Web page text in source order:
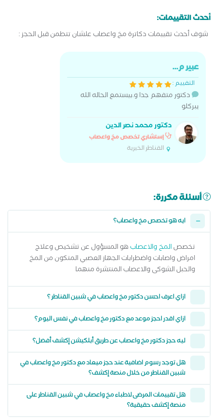
أحدث التقييمات:
شوف أحدث تقييمات دكاترة مخ واعصاب علشان تتطمن قبل الحجز :
عبير م...
التقييم :
دكتور متفهم جدا و.بيستمع الحاله الله
يبركلو
دكتور محمد نصر الدين
إستشاري تخصص مخ واعصاب
القناطر الخيرية
أسئلة مكررة:
ايه هو تخصص مخ واعصاب؟
تخصصالمخ والاعصابهو المسؤول عن تشخيص وعلاج
امراض واصابات واضطرابات الجهاز العصبي المتكون من المخ
والحبل الشوكى والاعصاب المنتشرة منهما
ازاي اعرف احسن دكتور مخ واعصاب في شبين القناطر ؟
ازاي اقدر احجز موعد مع دكتور مخ واعصاب في نفس اليوم؟
ليه حجز دكتور مخ واعصاب عن طريق أبلكيشن إكشف أفضل؟
هل توجد رسوم اضافية عند حجز ميعاد مع دكتور مخ واعصاب في
شبين القناطر من خلال منصة إكشف؟
هل تقييمات المرضى لاطباء مخ واعصاب في شبين القناطر على
منصة إكشف حقيقية؟